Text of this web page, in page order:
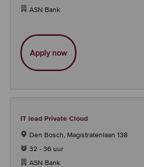
ASN Bank
Apply nowSenior Expert Klachten
IT lead Private Cloud
Den Bosch, Magistratenlaan 138
32 - 36 uur
ASN Bank